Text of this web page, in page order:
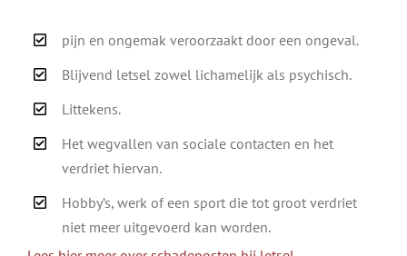
pijn en ongemak veroorzaakt door een ongeval.
Blijvend letsel zowel lichamelijk als psychisch.
Littekens.
Het wegvallen van sociale contacten en het
verdriet hiervan.
Hobby’s, werk of een sport die tot groot verdriet
niet meer uitgevoerd kan worden.